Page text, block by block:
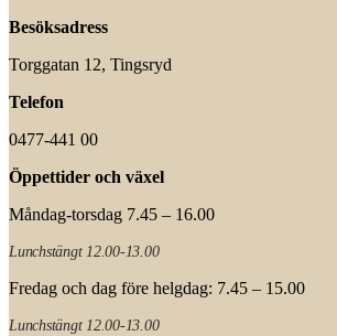
Besöksadress
Torggatan 12, Tingsryd
Telefon
0477-441 00
Öppettider och växel
Måndag-torsdag 7.45 – 16.00
Lunchstängt 12.00-13.00
Fredag och dag före helgdag: 7.45 – 15.00
Lunchstängt 12.00-13.00